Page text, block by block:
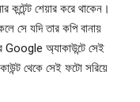
শেয়ার করে থাকেন।
সে যদি তার কপি বানায়
Google অ্যাকাউন্টে সেই
থেকে সেই ফটো সরিয়ে